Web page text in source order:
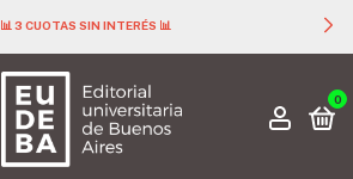
📊 3 CUOTAS SIN INTERÉS 📊
0